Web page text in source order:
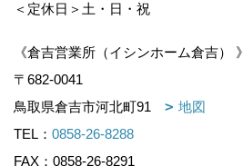
＜定休日＞土・日・祝
《倉吉営業所（イシンホーム倉吉） 》
〒682-0041
鳥取県倉吉市河北町91
地図
TEL： 0858-26-8288
FAX：0858-26-8291